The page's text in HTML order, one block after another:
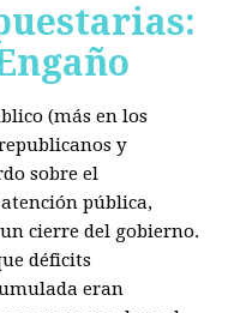
(más en los
y
sobre el
pública,
cierre del gobierno.
déficits
eran